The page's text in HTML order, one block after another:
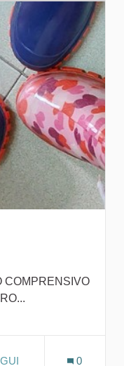
COMPRENSIVO
- Parità di genere
0